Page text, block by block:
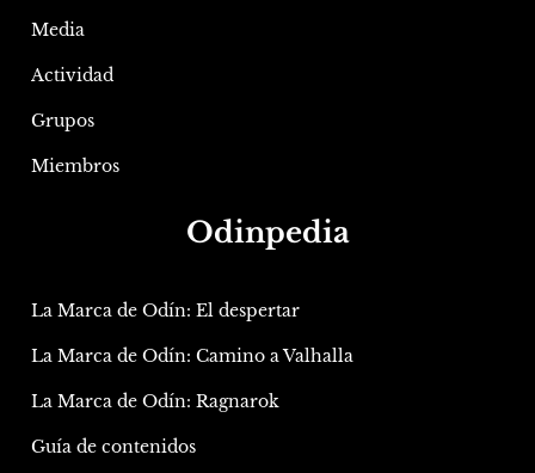
Media
Actividad
Grupos
Miembros
Odinpedia
La Marca de Odín: El despertar
La Marca de Odín: Camino a Valhalla
La Marca de Odín: Ragnarok
Guía de contenidos